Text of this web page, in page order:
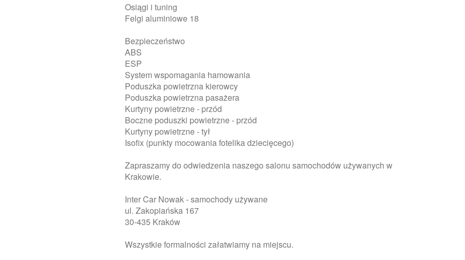
Osiągi i tuning
Felgi aluminiowe 18
Bezpieczeństwo
ABS
ESP
System wspomagania hamowania
Poduszka powietrzna kierowcy
Poduszka powietrzna pasażera
Kurtyny powietrzne - przód
Boczne poduszki powietrzne - przód
Kurtyny powietrzne - tył
Isofix (punkty mocowania fotelika dziecięcego)
Zapraszamy do odwiedzenia naszego salonu samochodów używanych w
Krakowie.
Inter Car Nowak - samochody używane
ul. Zakopiańska 167
30-435 Kraków
Wszystkie formalności załatwiamy na miejscu.